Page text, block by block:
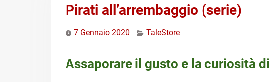
Pirati all’arrembaggio (serie)
7 Gennaio 2020 TaleStore
Assaporare il gusto e la curiosità